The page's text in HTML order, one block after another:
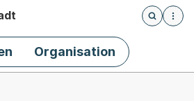
Öffnet
Organisation